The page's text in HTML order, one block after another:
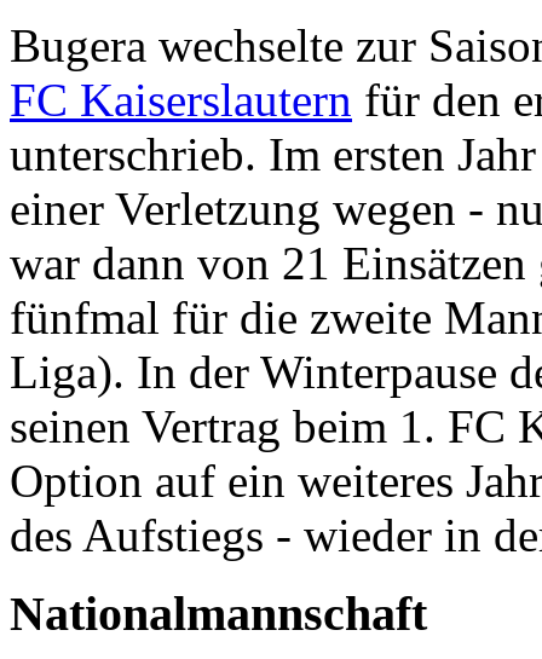
Bugera wechselte zur
FC Kaiserslautern für den
unterschrieb. Im ersten
einer Verletzung wegen -
war dann von 21
fünfmal für die zweite
Liga). In der Winterpause
seinen Vertrag beim 1. FC
Option auf ein weiteres
des Aufstiegs - wieder in
Nationalmannschaft